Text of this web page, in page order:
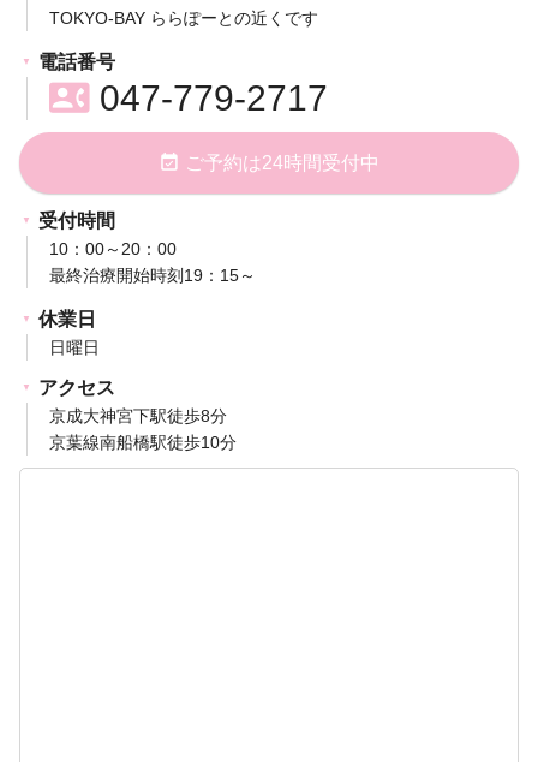
TOKYO-BAY ららぽーとの近くです
電話番号
contact_phone047-779-2717
event_available ご予約は24時間受付中
受付時間
10：00～20：00
最終治療開始時刻19：15～
休業日
日曜日
アクセス
京成大神宮下駅徒歩8分
京葉線南船橋駅徒歩10分